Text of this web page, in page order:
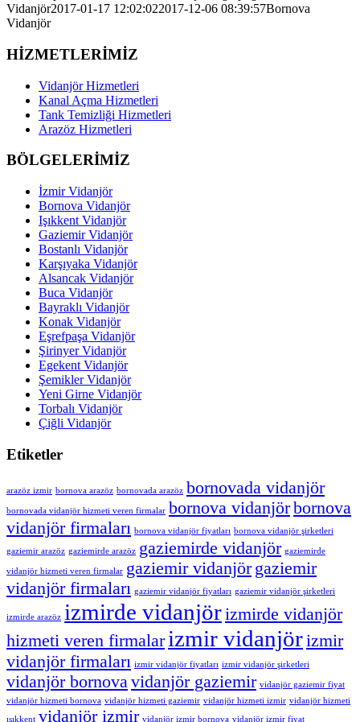
Vidanjör2017-01-17 12:02:022017-12-06 08:39:57Bornova
Vidanjör
HİZMETLERİMİZ
Vidanjör Hizmetleri
Kanal Açma Hizmetleri
Tank Temizliği Hizmetleri
Arazöz Hizmetleri
BÖLGELERİMİZ
İzmir Vidanjör
Bornova Vidanjör
Işıkkent Vidanjör
Gaziemir Vidanjör
Bostanlı Vidanjör
Karşıyaka Vidanjör
Alsancak Vidanjör
Buca Vidanjör
Bayraklı Vidanjör
Konak Vidanjör
Eşrefpaşa Vidanjör
Şirinyer Vidanjör
Egekent Vidanjör
Şemikler Vidanjör
Yeni Girne Vidanjör
Torbalı Vidanjör
Çiğli Vidanjör
Etiketler
arazöz izmir bornova arazöz bornovada arazöz bornovada vidanjör
bornovada vidanjör hizmeti veren firmalar bornova vidanjörbornova
vidanjör firmaları bornova vidanjör fiyatları bornova vidanjör şirketleri
gaziemir arazöz gaziemirde arazöz gaziemirde vidanjör gaziemirde
vidanjör hizmeti veren firmalar gaziemir vidanjör gaziemir
vidanjör firmaları gaziemir vidanjör fiyatları gaziemir vidanjör şirketleri
izmirde arazöz izmirde vidanjörizmirde vidanjör
hizmeti veren firmalarizmir vidanjörizmir
vidanjör firmaları izmir vidanjör fiyatları izmir vidanjör şirketleri
vidanjör bornovavidanjör gaziemir vidanjör gaziemir fiyat
vidanjör hizmeti bornova vidanjör hizmeti gaziemir vidanjör hizmeti izmir vidanjör hizmeti
ışıkkent vidanjör izmir vidanjör izmir bornova vidanjör izmir fiyat